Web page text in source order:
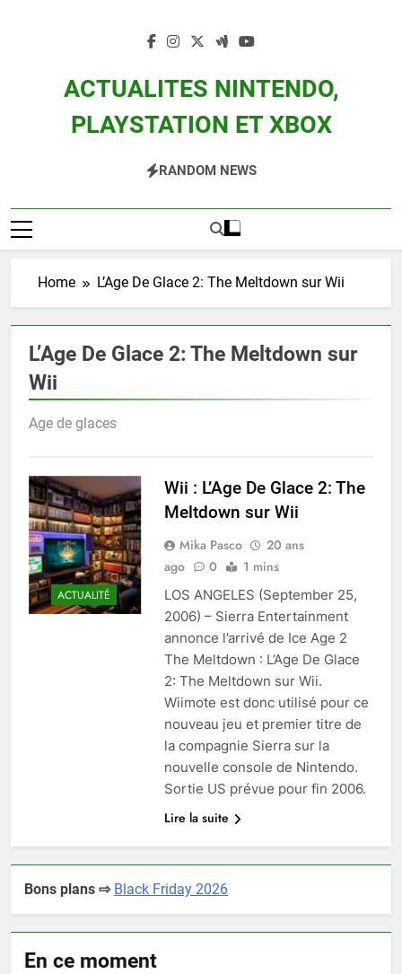
ACTUALITES NINTENDO,
PLAYSTATION ET XBOX
Zelda, Splatoon, Pokemon Entre Autres
RANDOM NEWS
Home L’Age De Glace 2: The Meltdown sur Wii
L’Age De Glace 2: The Meltdown sur
Wii
Age de glaces
ACTUALITÉ
Wii : L’Age De Glace 2: The
Meltdown sur Wii
Mika Pasco
20 ans
ago
0 1 mins
LOS ANGELES (September 25,
2006) – Sierra Entertainment
annonce l’arrivé de Ice Age 2
The Meltdown : L’Age De Glace
2: The Meltdown sur Wii.
Wiimote est donc utilisé pour ce
nouveau jeu et premier titre de
la compagnie Sierra sur la
nouvelle console de Nintendo.
Sortie US prévue pour fin 2006.
Lire la suite
Bons plans ⇨ Black Friday 2026
En ce moment